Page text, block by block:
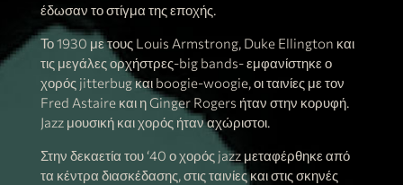
έδωσαν το στίγμα της εποχής.
Το 1930 με τους Louis Armstrong, Duke Ellington και
τις μεγάλες ορχήστρες-big bands- εμφανίστηκε ο
χορός jitterbug και boogie-woogie, οι ταινίες με τον
Fred Astaire και η Ginger Rogers ήταν στην κορυφή.
Jazz μουσική και χορός ήταν αχώριστοι.
Στην δεκαετία του ‘40 ο χορός jazz μεταφέρθηκε από
τα κέντρα διασκέδασης, στις ταινίες και στις σκηνές